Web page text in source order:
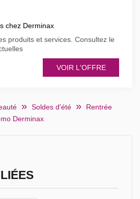
chez Derminax
produits et services. Consultez le
VOIR L'OFFRE
Soldes d'été
Rentrée
Derminax